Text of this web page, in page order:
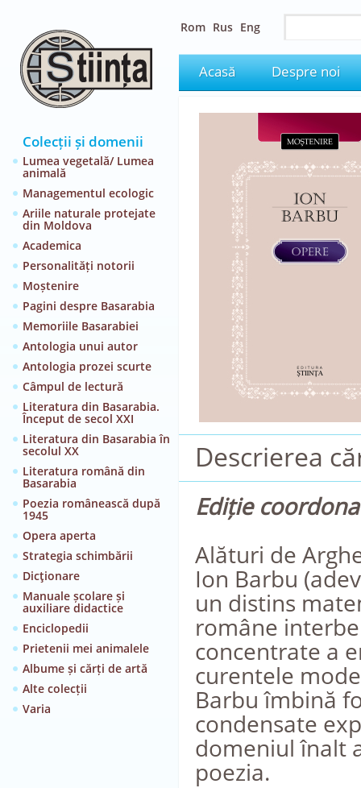
Colecții și domenii
Lumea vegetală/ Lumea
animală
Managementul ecologic
Ariile naturale protejate
din Moldova
Academica
Personalități notorii
Moștenire
Pagini despre Basarabia
Memoriile Basarabiei
Antologia unui autor
Antologia prozei scurte
Câmpul de lectură
Literatura din Basarabia.
Început de secol XXI
Literatura din Basarabia în
secolul XX
Literatura română din
Basarabia
Poezia românească după
1945
Opera aperta
Strategia schimbării
Dicţionare
Manuale școlare și
auxiliare didactice
Enciclopedii
Prietenii mei animalele
Albume și cărți de artă
Alte colecții
Varia
Rom Rus Eng
Acasă Despre noi
Descrierea
Ediție
Alături de
Ion Barbu
un distins
române
concentrate a
curentele
Barbu îmbină
condensate
domeniul înalt
poezia.